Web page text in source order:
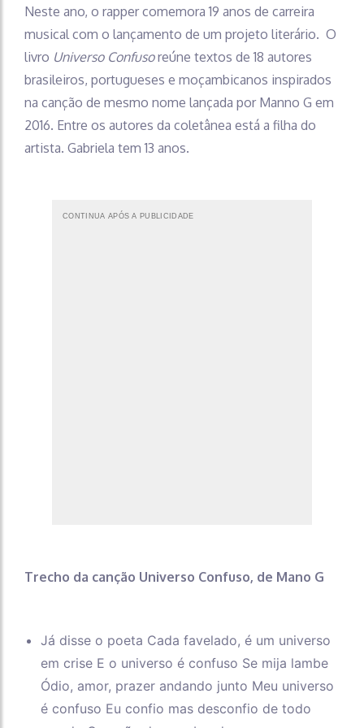
Neste ano, o rapper comemora 19 anos de carreira
musical com o lançamento de um projeto literário. O
livro Universo Confusoreúne textos de 18 autores
brasileiros, portugueses e moçambicanos inspirados
na canção de mesmo nome lançada por Manno G em
2016. Entre os autores da coletânea está a filha do
artista. Gabriela tem 13 anos.
CONTINUA APÓS A PUBLICIDADE
Trecho da canção Universo Confuso, de Mano G
Já disse o poeta Cada favelado, é um universo
em crise E o universo é confuso Se mija lambe
Ódio, amor, prazer andando junto Meu universo
é confuso Eu confio mas desconfio de todo